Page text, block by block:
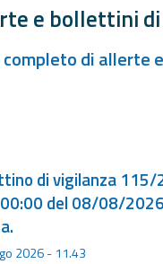
e bollettini
completo di allerte
di vigilanza 115/
del 08/08/
2026 - 11.43